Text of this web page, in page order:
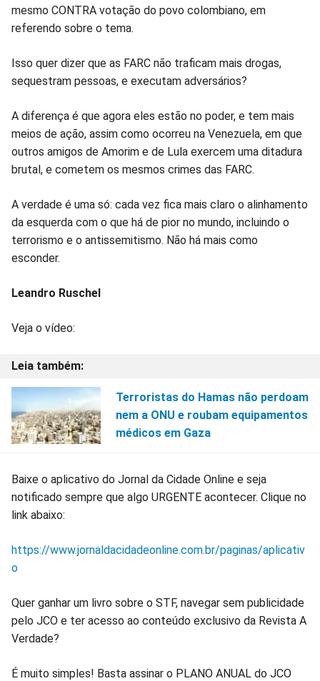
mesmo CONTRA votação do povo colombiano, em
referendo sobre o tema.
Isso quer dizer que as FARC não traficam mais drogas,
sequestram pessoas, e executam adversários?
A diferença é que agora eles estão no poder, e tem mais
meios de ação, assim como ocorreu na Venezuela, em que
outros amigos de Amorim e de Lula exercem uma ditadura
brutal, e cometem os mesmos crimes das FARC.
A verdade é uma só: cada vez fica mais claro o alinhamento
da esquerda com o que há de pior no mundo, incluindo o
terrorismo e o antissemitismo. Não há mais como
esconder.
Leandro Ruschel
Veja o vídeo:
Terroristas do Hamas não perdoam
nem a ONU e roubam equipamentos
médicos em Gaza
Baixe o aplicativo do Jornal da Cidade Online e seja
notificado sempre que algo URGENTE acontecer. Clique no
link abaixo:
https://www.jornaldacidadeonline.com.br/paginas/aplicativ
o
Quer ganhar um livro sobre o STF, navegar sem publicidade
pelo JCO e ter acesso ao conteúdo exclusivo da Revista A
Verdade?
É muito simples! Basta assinar o PLANO ANUAL do JCO